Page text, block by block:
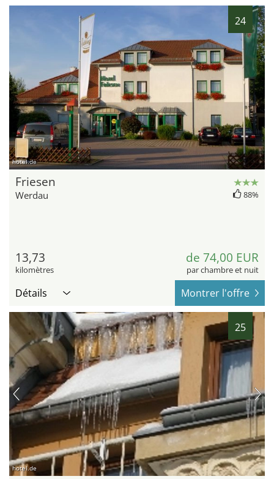
24
hotel.de
Friesen
Werdau 88%
13,73
kilomètres
de 74,00 EUR
par chambre et nuit
Détails Montrer l'offre
25
hotel.de